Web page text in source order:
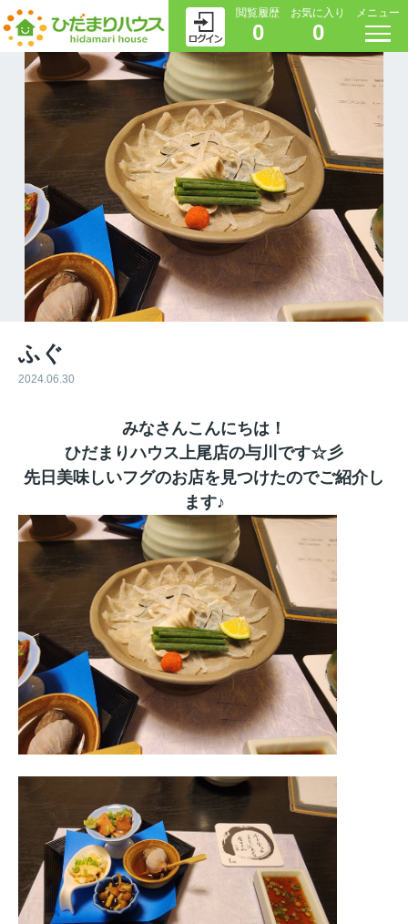
閲覧履歴
0
お気に入り
0
メニュー
ふぐ
2024.06.30
みなさんこんにちは！
ひだまりハウス上尾店の与川です☆彡
先日美味しいフグのお店を見つけたのでご紹介し
ます♪